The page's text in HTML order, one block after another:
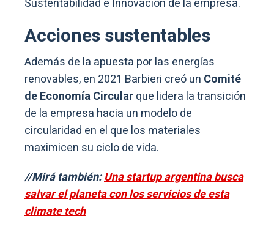
Sustentabilidad e Innovación de la empresa.
Acciones sustentables
Además de la apuesta por las energías
renovables, en 2021 Barbieri creó un Comité
de Economía Circularque lidera la transición
de la empresa hacia un modelo de
circularidad en el que los materiales
maximicen su ciclo de vida.
//Mirá también:Una startup argentina busca
salvar el planeta con los servicios de esta
climate tech